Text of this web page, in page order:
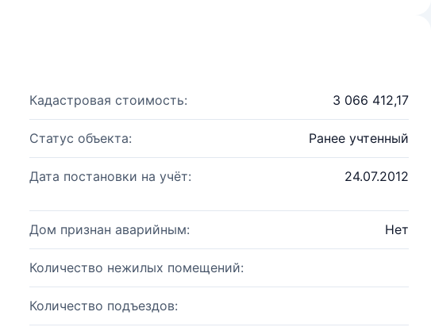
Кадастровая стоимость: 3 066 412,17
Статус объекта: Ранее учтенный
Дата постановки на учёт: 24.07.2012
Дом признан аварийным: Нет
Количество нежилых помещений:
Количество подъездов: